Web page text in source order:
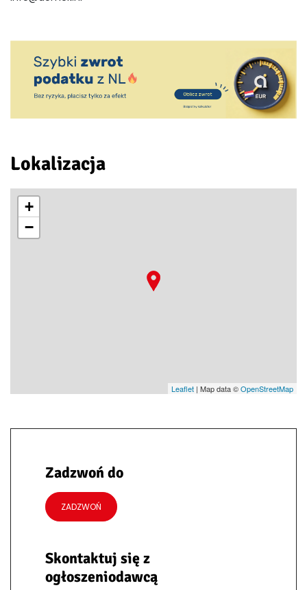
Lokalizacja
+
−
Leaflet | Map data ©OpenStreetMap
Zadzwoń do
ZADZWOŃ
Skontaktuj się z
ogłoszeniodawcą